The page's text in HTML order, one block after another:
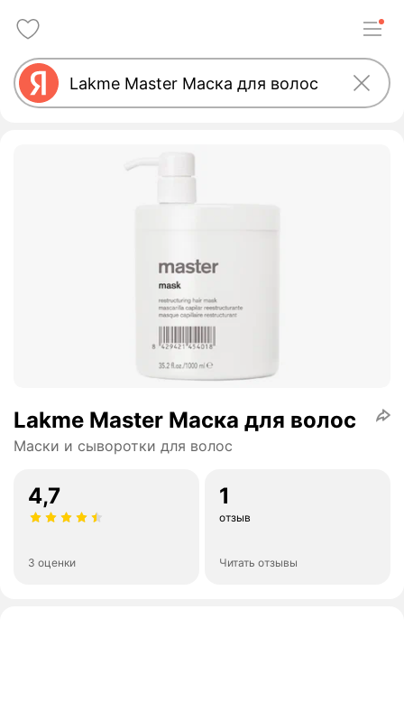
Lakme Master Маска для волос
Маски и сыворотки для волос
4,7
3 оценки
1
отзыв
Читать отзывы